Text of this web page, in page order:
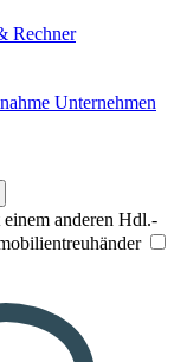
Rechner
Unternehmen
anderen Hdl.-